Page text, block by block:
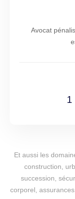
Avocat
1
Et aussi les
construction,
succession,
corporel,